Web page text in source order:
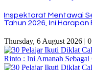
Inspektorat Mentawai
Tahun 2026, Ini Harapan
Thursday, 6 August 2026 |